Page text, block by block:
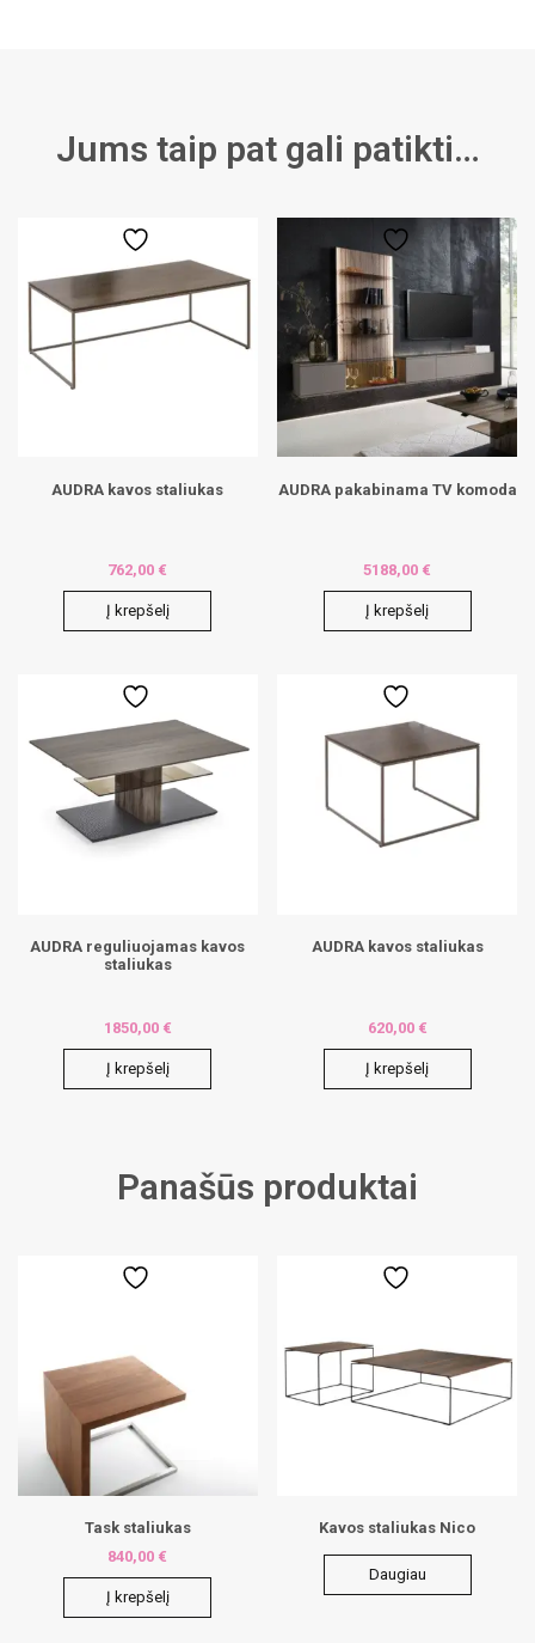
Jums taip pat gali patikti…
AUDRA kavos staliukas
762,00 €
Į krepšelį
AUDRA pakabinama TV komoda
5188,00 €
Į krepšelį
AUDRA reguliuojamas kavos
staliukas
1850,00 €
Į krepšelį
AUDRA kavos staliukas
620,00 €
Į krepšelį
Panašūs produktai
Task staliukas
840,00 €
Į krepšelį
Kavos staliukas Nico
Daugiau